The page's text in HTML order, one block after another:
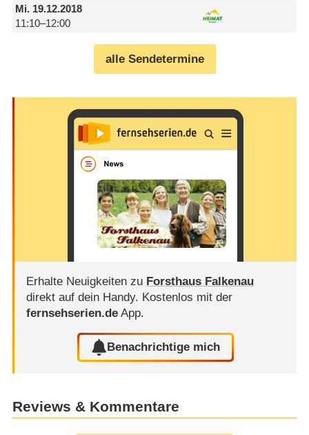
Mi.19.12.2018
11:10–12:00
alle Sendetermine
Erhalte Neuigkeiten zu Forsthaus Falkenau
direkt auf dein Handy. Kostenlos mit der
fernsehserien.deApp.
Benachrichtige mich
Reviews & Kommentare